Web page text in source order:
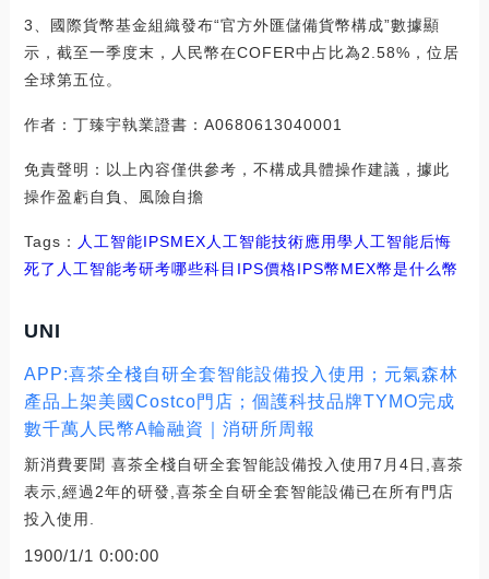
3、國際貨幣基金組織發布“官方外匯儲備貨幣構成”數據顯
示，截至一季度末，人民幣在COFER中占比為2.58%，位居
全球第五位。
作者：丁臻宇執業證書：A0680613040001
免責聲明：以上內容僅供參考，不構成具體操作建議，據此
操作盈虧自負、風險自擔
Tags： 人工智能IPSMEX人工智能技術應用學人工智能后悔
死了 人工智能考研考哪些科目IPS價格IPS幣MEX幣是什么幣
UNI
APP:喜茶全棧自研全套智能設備投入使用；元氣森林
產品上架美國Costco門店；個護科技品牌TYMO完成
數千萬人民幣A輪融資｜消研所周報
新消費要聞 喜茶全棧自研全套智能設備投入使用7月4日,喜茶
表示,經過2年的研發,喜茶全自研全套智能設備已在所有門店
投入使用.
1900/1/1 0:00:00